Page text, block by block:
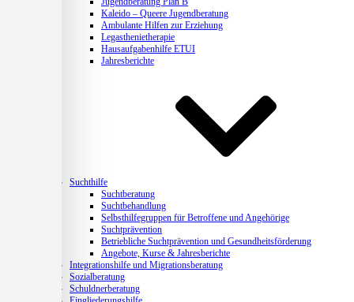
Kaleido – Queere Jugendberatung
Ambulante Hilfen zur Erziehung
Legasthenietherapie
Hausaufgabenhilfe ETUI
Jahresberichte
Suchthilfe
Suchtberatung
Suchtbehandlung
Selbsthilfegruppen für Betroffene und Angehörige
Suchtprävention
Betriebliche Suchtprävention und Gesundheitsförderung
Angebote, Kurse & Jahresberichte
Integrationshilfe und Migrationsberatung
Sozialberatung
Schuldnerberatung